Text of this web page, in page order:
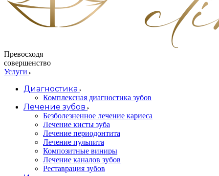
Превосходя
совершенство
Услуги
Диагностика
Комплексная диагностика зубов
Лечение зубов
Безболезненное лечение кариеса
Лечение кисты зуба
Лечение периодонтита
Лечение пульпита
Композитные виниры
Лечение каналов зубов
Реставрация зубов